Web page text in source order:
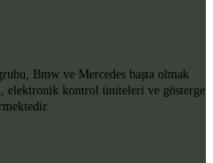
Bmw ve Mercedes başta olmak
elektronik kontrol üniteleri ve gösterge